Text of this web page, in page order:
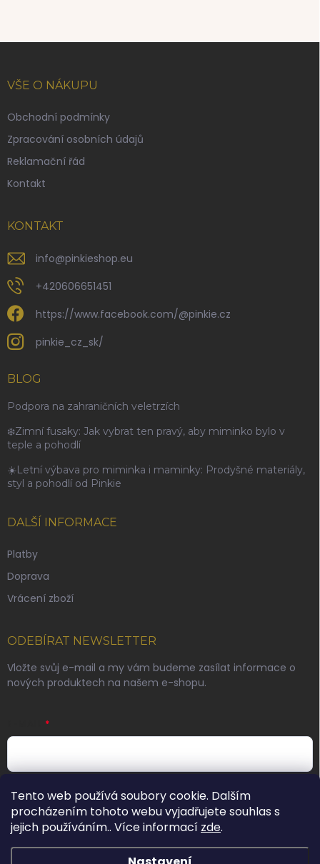
Tento web používá soubory cookie. Dalším
procházením tohoto webu vyjadřujete souhlas s
jejich používáním.. Více informací zde.
pVŠE O NÁKUPU
Obchodní podmínky
Zpracování osobních údajů
Reklamační řád
Kontakt
KONTAKT
info@pinkieshop.eu
+420606651451
https://www.facebook.com/@pinkie.cz
pinkie_cz_sk/
BLOG
Podpora na zahraničních veletrzích
❄️Zimní fusaky: Jak vybrat ten pravý, aby miminko bylo v
teple a pohodlí
☀️Letní výbava pro miminka i maminky: Prodyšné materiály,
styl a pohodlí od Pinkie
DALŠÍ INFORMACE
Platby
Doprava
Vrácení zboží
ODEBÍRAT NEWSLETTER
Vložte svůj e-mail a my vám budeme zasílat informace o
nových produktech na našem e-shopu.
Vložením e-mailu souhlasíte spodmínkami ochrany
osobních údajů
Přihlásit se